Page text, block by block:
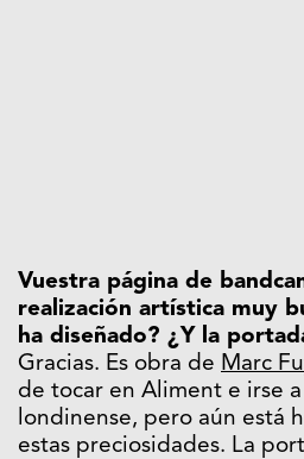
Vuestra página de
realización artística muy
ha diseñado? ¿Y la
Gracias. Es obra de Marc
de tocar en Aliment e irse
londinense, pero aún está
estas preciosidades. La